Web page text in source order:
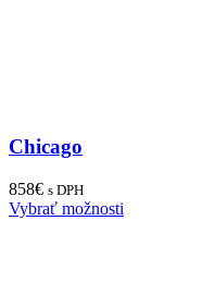
Chicago
858€ s DPH
Vybrať možnosti